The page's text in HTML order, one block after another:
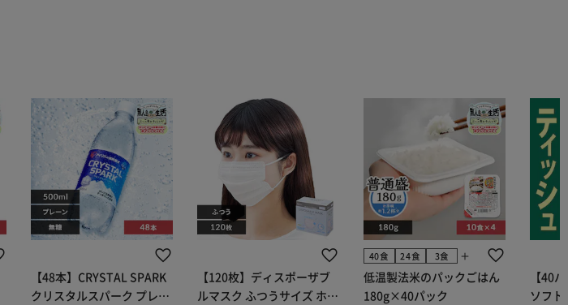
【48本】CRYSTAL SPARK
クリスタルスパーク プレー
【120枚】ディスポーザブ
ルマスク ふつうサイズ ホワ
40食 24食 3食 add
低温製法米のパックごはん
180g×40パック
【40
ソフ